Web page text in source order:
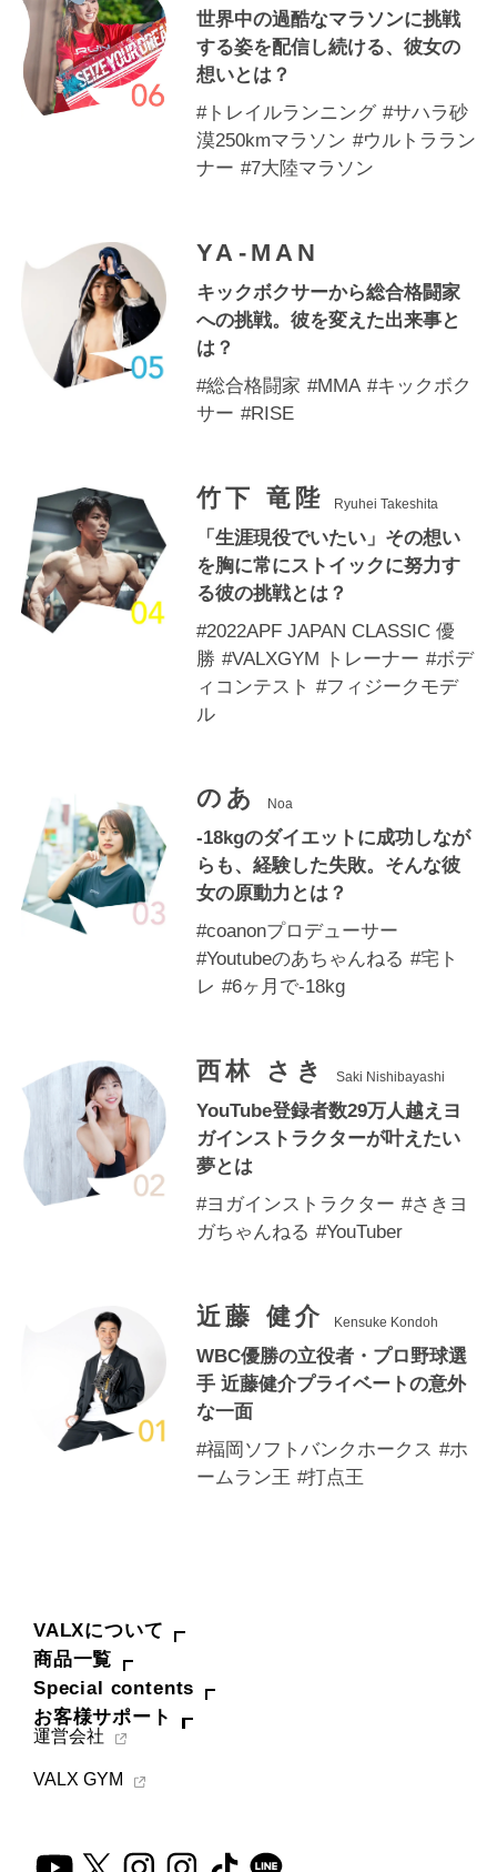
プライバシーポリシー
特定商取引法に基づく表記
ふるさとチョイス
ふるなび
VALX GYM
FOLLOW US
ENGLISH
世界中の過酷なマラソンに挑戦
する姿を配信し続ける、彼女の
想いとは？
#トレイルランニング #サハラ砂
漠250kmマラソン #ウルトララン
ナー #7大陸マラソン
YA-MAN
キックボクサーから総合格闘家
への挑戦。彼を変えた出来事と
は？
#総合格闘家 #MMA #キックボク
サー #RISE
竹下 竜陛 Ryuhei Takeshita
「生涯現役でいたい」その想い
を胸に常にストイックに努力す
る彼の挑戦とは？
#2022APF JAPAN CLASSIC 優
勝 #VALXGYM トレーナー #ボデ
ィコンテスト #フィジークモデ
ル
のあ Noa
-18kgのダイエットに成功しなが
らも、経験した失敗。そんな彼
女の原動力とは？
#coanonプロデューサー
#Youtubeのあちゃんねる #宅ト
レ #6ヶ月で-18kg
西林 さき Saki Nishibayashi
YouTube登録者数29万人越えヨ
ガインストラクターが叶えたい
夢とは
#ヨガインストラクター #さきヨ
ガちゃんねる #YouTuber
近藤 健介 Kensuke Kondoh
WBC優勝の立役者・プロ野球選
手 近藤健介プライベートの意外
な一面
#福岡ソフトバンクホークス #ホ
ームラン王 #打点王
VALXについて
商品一覧
Special contents
お客様サポート
運営会社
VALX GYM